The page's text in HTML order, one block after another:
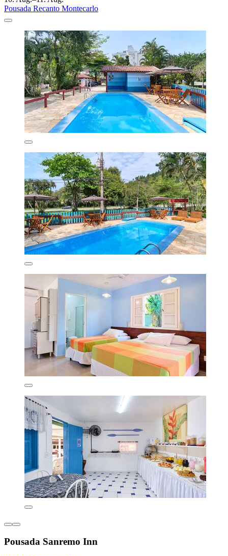
Pousada Recanto Montecarlo
Pousada Sanremo Inn